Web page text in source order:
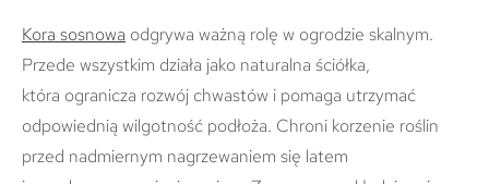
Kora sosnowa odgrywa ważną rolę w ogrodzie skalnym.
Przede wszystkim działa jako naturalna ściółka,
która ogranicza rozwój chwastów i pomaga utrzymać
odpowiednią wilgotność podłoża. Chroni korzenie roślin
przed nadmiernym nagrzewaniem się latem